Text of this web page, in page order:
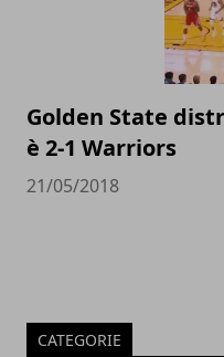
Golden State
è 2-1 Warriors
21/05/2018
CATEGORIE